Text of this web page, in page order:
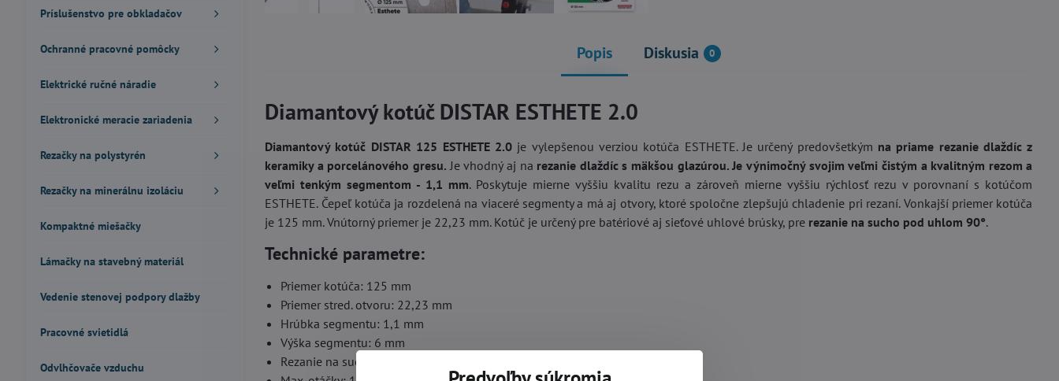
Popis Diskusia 0
Diamantový kotúč DISTAR ESTHETE 2.0
Diamantový kotúč DISTAR 125 ESTHETE 2.0je vylepšenou verziou kotúča ESTHETE. Je určený predovšetkým na priame rezanie dlaždíc z
keramiky a porcelánového gresu.Je vhodný aj na rezanie dlaždíc s mäkšou glazúrou. Je výnimočný svojim veľmi čistým a kvalitným rezom a
veľmi tenkým segmentom - 1,1 mm. Poskytuje mierne vyššiu kvalitu rezu a zároveň mierne vyššiu rýchlosť rezu v porovnaní s kotúčom
ESTHETE. Čepeľ kotúča ja rozdelená na viaceré segmenty a má aj otvory, ktoré spoločne zlepšujú chladenie pri rezaní. Vonkajší priemer kotúča
je 125 mm. Vnútorný priemer je 22,23 mm. Kotúč je určený pre batériové aj sieťové uhlové brúsky, pre rezanie na sucho pod uhlom 90°.
Technické parametre:
Priemer kotúča: 125 mm
Priemer stred. otvoru: 22,23 mm
Hrúbka segmentu: 1,1 mm
Výška segmentu: 6 mm
Rezanie na sucho
Príslušenstvo pre obkladačov
Ochranné pracovné pomôcky
Elektrické ručné náradie
Elektronické meracie zariadenia
Rezačky na polystyrén
Rezačky na minerálnu izoláciu
Kompaktné miešačky
Lámačky na stavebný materiál
Vedenie stenovej podpory dlažby
Pracovné svietidlá
Odvlhčovače vzduchu